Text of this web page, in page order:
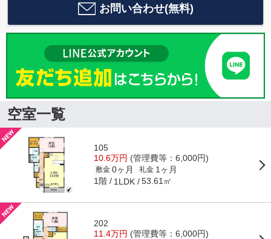
お問い合わせ(無料)
空室一覧
105
10.6万円 (管理費等：6,000円)
敷金 0ヶ月 礼金 1ヶ月
1階 1LDK 53.61㎡
202
11.4万円 (管理費等：6,000円)